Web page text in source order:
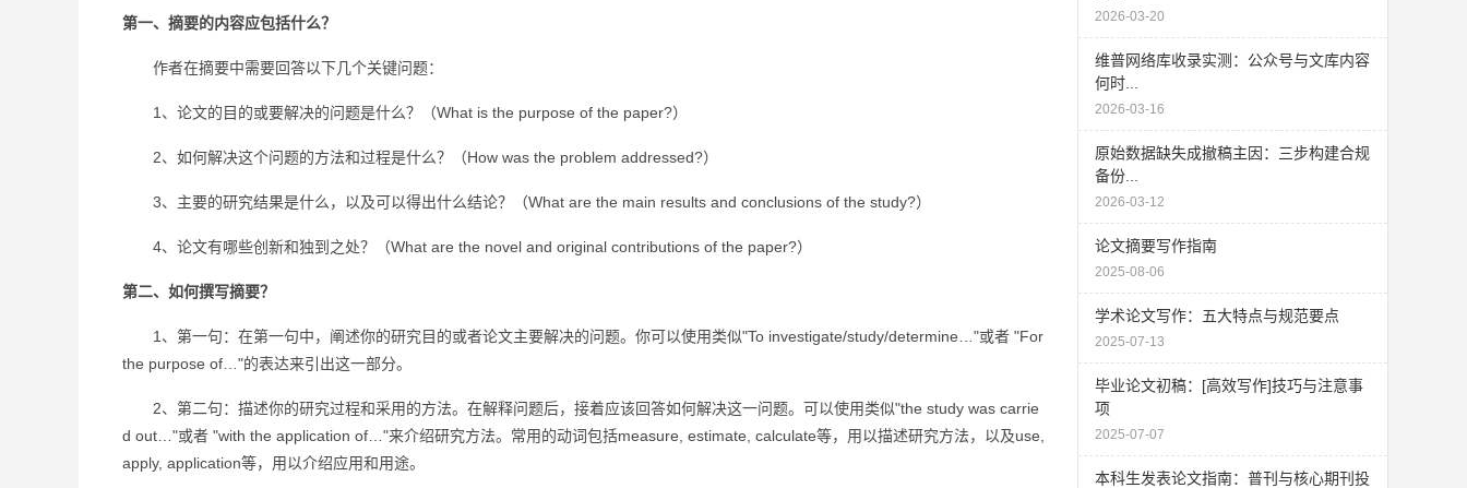
第一、摘要的内容应包括什么？
作者在摘要中需要回答以下几个关键问题：
1、论文的目的或要解决的问题是什么？（What is the purpose of the paper?）
2、如何解决这个问题的方法和过程是什么？（How was the problem addressed?）
3、主要的研究结果是什么，以及可以得出什么结论？（What are the main results and conclusions of the study?）
4、论文有哪些创新和独到之处？（What are the novel and original contributions of the paper?）
第二、如何撰写摘要？
1、第一句：在第一句中，阐述你的研究目的或者论文主要解决的问题。你可以使用类似"To investigate/study/determine…"或者 "For
the purpose of…"的表达来引出这一部分。
2、第二句：描述你的研究过程和采用的方法。在解释问题后，接着应该回答如何解决这一问题。可以使用类似"the study was carrie
d out…"或者 "with the application of…"来介绍研究方法。常用的动词包括measure, estimate, calculate等，用以描述研究方法，以及use,
apply, application等，用以介绍应用和用途。
2026-03-20
维普网络库收录实测：公众号与文库内容
何时...
2026-03-16
原始数据缺失成撤稿主因：三步构建合规
备份...
2026-03-12
论文摘要写作指南
2025-08-06
学术论文写作：五大特点与规范要点
2025-07-13
毕业论文初稿：[高效写作]技巧与注意事
项
2025-07-07
本科生发表论文指南：普刊与核心期刊投